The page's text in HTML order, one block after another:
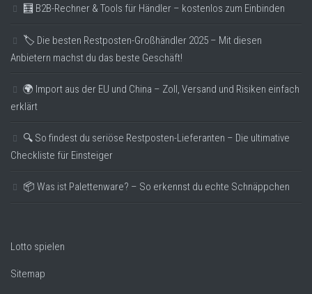
🧮 B2B-Rechner & Tools für Händler – kostenlos zum Einbinden
🏷️ Die besten Restposten-Großhändler 2025 – Mit diesen
Anbietern machst du das beste Geschäft!
🌍 Import aus der EU und China – Zoll, Versand und Risiken einfach
erklärt
🔍 So findest du seriöse Restposten-Lieferanten – Die ultimative
Checkliste für Einsteiger
📦 Was ist Palettenware? – So erkennst du echte Schnäppchen
Lotto spielen
Sitemap